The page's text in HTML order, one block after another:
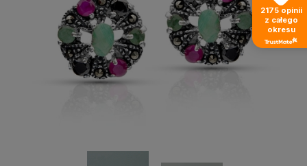
2175 opinii
z całego
okresu